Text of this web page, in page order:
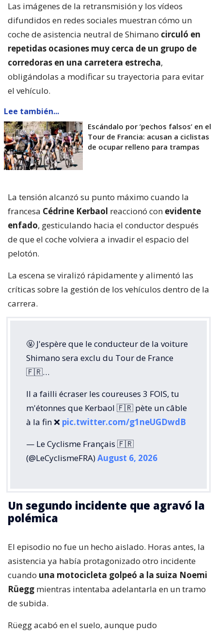
Las imágenes de la retransmisión y los vídeos
difundidos en redes sociales muestran cómo un
coche de asistencia neutral de Shimano circuló en
repetidas ocasiones muy cerca de un grupo de
corredoras en una carretera estrecha,
obligándolas a modificar su trayectoria para evitar
el vehículo.
Lee también...
Escándalo por ’pechos falsos’ en el
Tour de Francia: acusan a ciclistas
de ocupar relleno para trampas
La tensión alcanzó su punto máximo cuando la
francesa Cédrine Kerbaol reaccionó con evidente
enfado, gesticulando hacia el conductor después
de que el coche volviera a invadir el espacio del
pelotón.
La escena se viralizó rápidamente y alimentó las
críticas sobre la gestión de los vehículos dentro de la
carrera.
🤬 J'espère que le conducteur de la voiture
Shimano sera exclu du Tour de France
🇫🇷…
Il a failli écraser les coureuses 3 FOIS, tu
m'étonnes que Kerbaol 🇫🇷 pète un câble
à la fin ❌️ pic.twitter.com/g1neUGDwdB
— Le Cyclisme Français 🇫🇷
(@LeCyclismeFRA)August 6, 2026
Un segundo incidente que agravó la
polémica
El episodio no fue un hecho aislado. Horas antes, la
asistencia ya había protagonizado otro incidente
cuando una motocicleta golpeó a la suiza Noemi
Rüegg mientras intentaba adelantarla en un tramo
de subida.
Rüegg acabó en el suelo, aunque pudo